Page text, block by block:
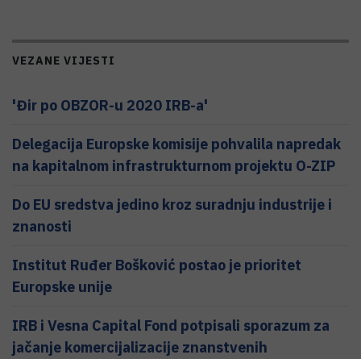
VEZANE VIJESTI
'Đir po OBZOR-u 2020 IRB-a'
Delegacija Europske komisije pohvalila napredak
na kapitalnom infrastrukturnom projektu O-ZIP
Do EU sredstva jedino kroz suradnju industrije i
znanosti
Institut Ruđer Bošković postao je prioritet
Europske unije
IRB i Vesna Capital Fond potpisali sporazum za
jačanje komercijalizacije znanstvenih